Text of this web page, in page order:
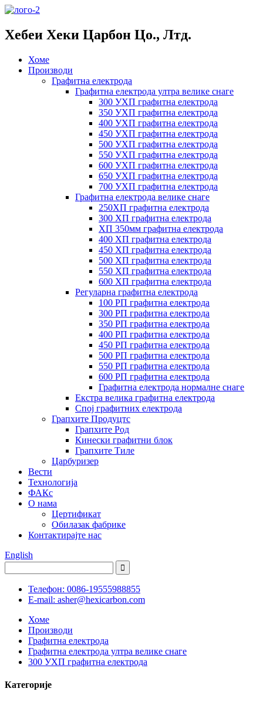
Хебеи Хеки Царбон Цо., Лтд.
Хоме
Производи
Графитна електрода
Графитна електрода ултра велике снаге
300 УХП графитна електрода
350 УХП графитна електрода
400 УХП графитна електрода
450 УХП графитна електрода
500 УХП графитна електрода
550 УХП графитна електрода
600 УХП графитна електрода
650 УХП графитна електрода
700 УХП графитна електрода
Графитна електрода велике снаге
250ХП графитна електрода
300 ХП графитна електрода
ХП 350мм графитна електрода
400 ХП графитна електрода
450 ХП графитна електрода
500 ХП графитна електрода
550 ХП графитна електрода
600 ХП графитна електрода
Регуларна графитна електрода
100 РП графитна електрода
300 РП графитна електрода
350 РП графитна електрода
400 РП графитна електрода
450 РП графитна електрода
500 РП графитна електрода
550 РП графитна електрода
600 РП графитна електрода
Графитна електрода нормалне снаге
Екстра велика графитна електрода
Спој графитних електрода
Грапхите Продуцтс
Грапхите Род
Кинески графитни блок
Грапхите Тиле
Царбуризер
Вести
Технологија
ФАКс
О нама
Цертификат
Обилазак фабрике
Контактирајте нас
English
Телефон: 0086-19555988855
E-mail: asher@hexicarbon.com
Хоме
Производи
Графитна електрода
Графитна електрода ултра велике снаге
300 УХП графитна електрода
Категорије